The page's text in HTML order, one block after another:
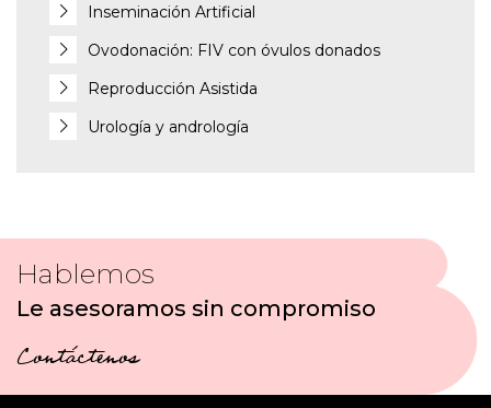
Inseminación Artificial
Ovodonación: FIV con óvulos donados
Reproducción Asistida
Urología y andrología
Hablemos
Le asesoramos sin compromiso
Contáctenos